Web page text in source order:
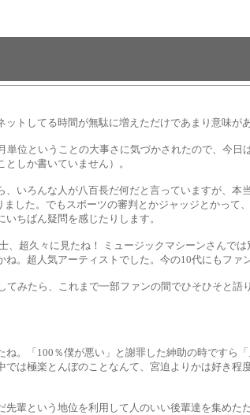
トしてる時間が無駄に増えただけであまり意味が
位ということの大事さに気づかされたので、今
しか書いていません）。
いろんな人が八百長だ何だと言っていますが、
した。でもスポーツの審判とかジャッジとかって
ちばん疑問を感じたりします。
超久々に見たね！ ミュージックマシーンさんで
。超人気アーティストでした。今の10代にもファ
みたら、これまで一部ファンの間でひそひそと語
。「100％僕が悪い」と謝罪した紳助の時ですら
は極楽とんぼのことなんて、宮迫よりかは好き
輩という地位を利用して人のいい後輩達を集め